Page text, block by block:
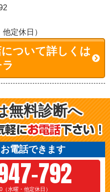
定休日）
ついて詳しくは
無料診断へ
電話できます
792
水曜・他定休日）